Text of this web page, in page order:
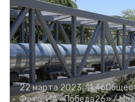
22 марта 2023, 11:46
Фото:ИА «Победа26» /